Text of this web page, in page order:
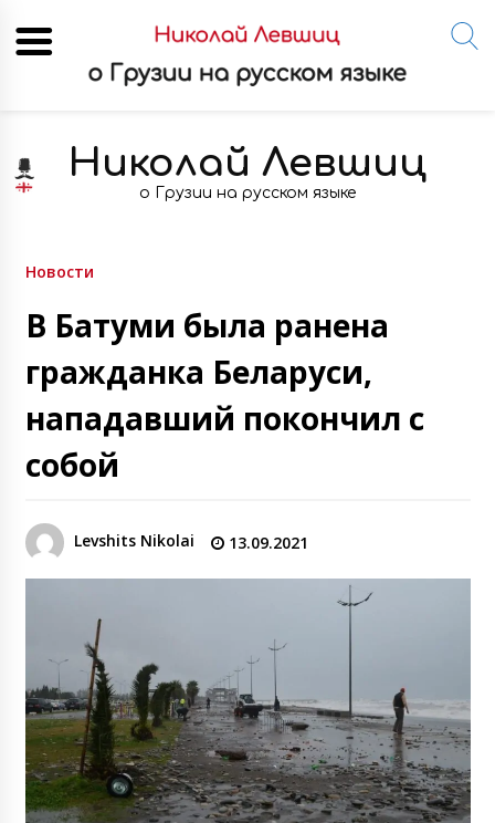
content
Николай Левшиц
о Грузии на русском языке
Новости
В Батуми была ранена
гражданка Беларуси,
нападавший покончил с
собой
Levshits Nikolai 13.09.2021